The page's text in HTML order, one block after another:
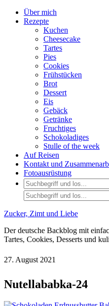
Über mich
Rezepte
Kuchen
Cheesecake
Tartes
Pies
Cookies
Frühstücken
Brot
Dessert
Eis
Gebäck
Getränke
Fruchtiges
Schokoladiges
Stulle of the week
Auf Reisen
Kontakt und
Fotoausrüstung
Zucker, Zimt und Liebe
Der deutsche Backblog mit
Tartes, Cookies, Desserts und
27. August 2021
Nutellababka-24